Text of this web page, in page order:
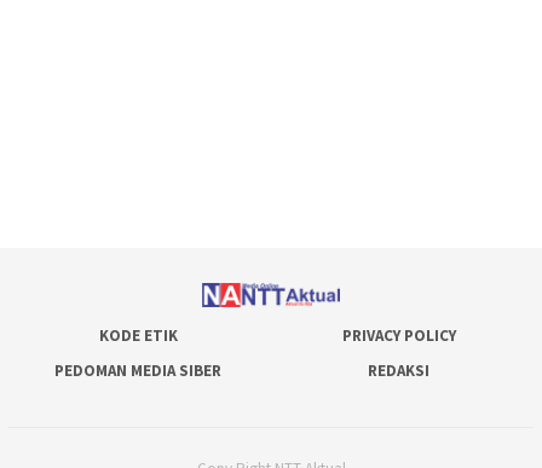
KODE ETIK
PRIVACY POLICY
PEDOMAN MEDIA SIBER
REDAKSI